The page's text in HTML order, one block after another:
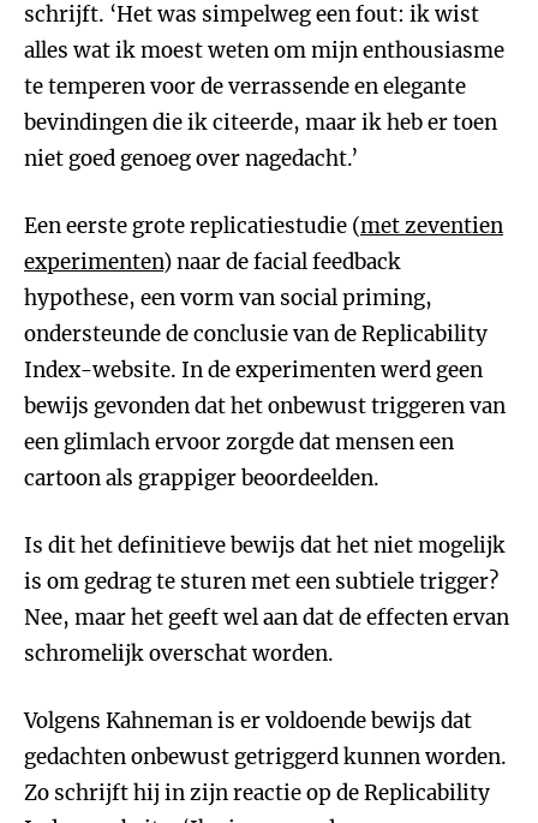
schrijft. ‘Het was simpelweg een fout: ik wist
alles wat ik moest weten om mijn enthousiasme
te temperen voor de verrassende en elegante
bevindingen die ik citeerde, maar ik heb er toen
niet goed genoeg over nagedacht.’
Een eerste grote replicatiestudie (met zeventien
experimenten) naar de facial feedback
hypothese, een vorm van social priming,
ondersteunde de conclusie van de Replicability
Index-website. In de experimenten werd geen
bewijs gevonden dat het onbewust triggeren van
een glimlach ervoor zorgde dat mensen een
cartoon als grappiger beoordeelden.
Is dit het definitieve bewijs dat het niet mogelijk
is om gedrag te sturen met een subtiele trigger?
Nee, maar het geeft wel aan dat de effecten ervan
schromelijk overschat worden.
Volgens Kahneman is er voldoende bewijs dat
gedachten onbewust getriggerd kunnen worden.
Zo schrijft hij in zijn reactie op de Replicability